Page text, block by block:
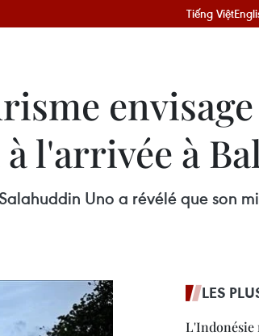
Tiếng Việt
l'arrivée à
Uno a révélé que son
LES
L'Indonésie